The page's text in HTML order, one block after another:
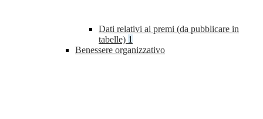
Dati relativi ai premi (da pubblicare in
tabelle) 1
Benessere organizzativo